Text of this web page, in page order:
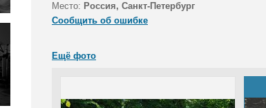
Место: Россия, Санкт-Петербург
Сообщить об ошибке
Ещё фото